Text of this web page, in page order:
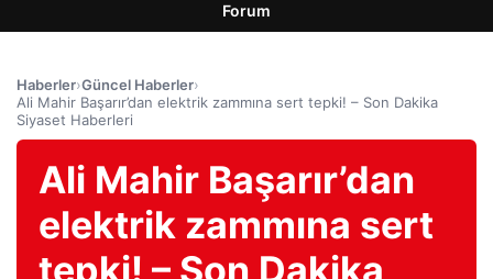
Forum
Haberler›Güncel Haberler›
Ali Mahir Başarır’dan elektrik zammına sert tepki! – Son Dakika
Siyaset Haberleri
Ali Mahir Başarır’dan
elektrik zammına sert
tepki! – Son Dakika